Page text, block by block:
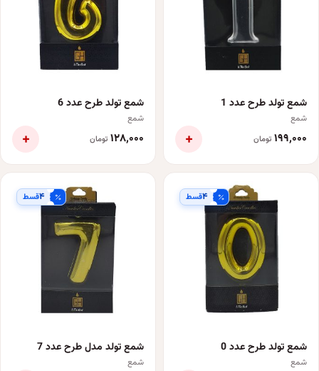
شمع تولد طرح عدد 1
شمع
۱۹۹٬۰۰۰ تومان +
شمع تولد طرح عدد 6
شمع
۱۲۸٬۰۰۰ تومان +
۴قسط
شمع تولد طرح عدد 0
شمع
۴قسط
شمع تولد مدل طرح عدد 7
شمع